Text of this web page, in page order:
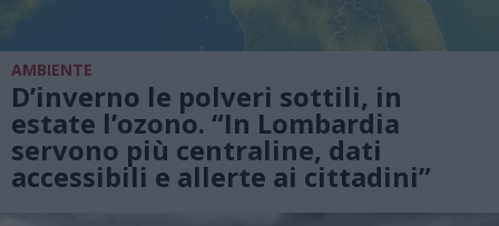
AMBIENTE
D’inverno le polveri sottili, in
estate l’ozono. “In Lombardia
servono più centraline, dati
accessibili e allerte ai cittadini”